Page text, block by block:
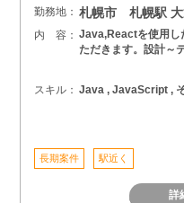
勤務地： 札幌市 札幌駅 大
内 容： Java,Reactを使用し
ただきます。設計～
スキル： Java , JavaScript ,
長期案件 駅近く
詳